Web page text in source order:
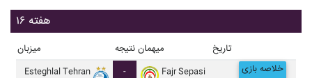
هفته ۱۶
میزبان نتیجه میهمان تاریخ
Esteghlal Tehran - Fajr Sepasi خلاصه بازی